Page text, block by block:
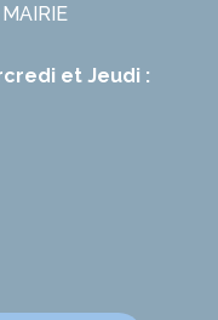
et Jeudi :